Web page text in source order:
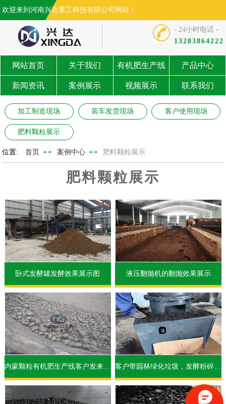
欢迎来到河南兴达重工科技有限公司网站！
- 24小时电话 -
13283864222
网站首页 关于我们 有机肥生产线 产品中心
新闻资讯 案例展示 视频展示 联系我们
加工制造现场 装车发货现场 客户使用现场
肥料颗粒展示
位置: 首页 案例中心 肥料颗粒展示
肥料颗粒展示
卧式发酵罐发酵效果展示图 液压翻抛机的翻抛效果展示
内蒙颗粒有机肥生产线客户发来的颗粒效果图 客户带园林绿化垃圾，发酵粉碎筛分后，到我公司实验免烘干造粒机设备